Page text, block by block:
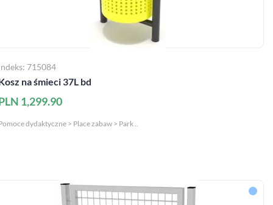
715084
na śmieci 37L bd
1,299.90
dydaktyczne > Place zabaw > Park ..